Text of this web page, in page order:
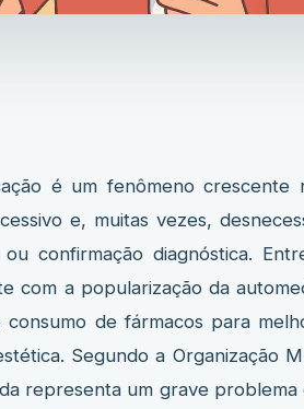
fenômeno crescente na
e, muitas vezes,
confirmação diagnóstica.
com a popularização da
consumo de fármacos para
Segundo a Organização
representa um grave